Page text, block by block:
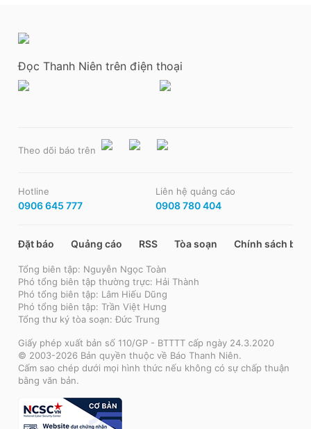
Đọc Thanh Niên trên điện thoại
Theo dõi báo trên
Hotline
0906 645 777
Liên hệ quảng cáo
0908 780 404
Đặt báo Quảng cáo RSS Tòa soạn Chính sách bảo
Tổng biên tập: Nguyễn Ngọc Toàn
Phó tổng biên tập thường trực: Hải Thành
Phó tổng biên tập: Lâm Hiếu Dũng
Phó tổng biên tập: Trần Việt Hưng
Tổng thư ký tòa soạn: Đức Trung
Giấy phép xuất bản số 110/GP - BTTTT cấp ngày 24.3.2020
© 2003-2026 Bản quyền thuộc về Báo Thanh Niên.
Cấm sao chép dưới mọi hình thức nếu không có sự chấp thuận
bằng văn bản.